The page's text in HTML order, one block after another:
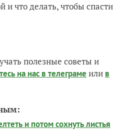
что делать, чтобы спасти
полезные советы и
на нас в телеграме или в
и потом сохнуть листья